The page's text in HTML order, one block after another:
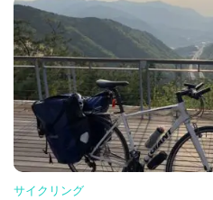
サイクリング